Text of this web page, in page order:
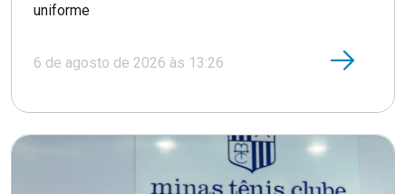
uniforme
6 de agosto de 2026 às 13:26